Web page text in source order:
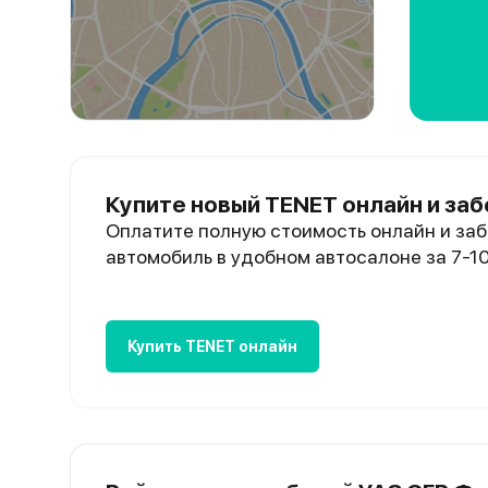
Купите новый TENET онлайн и
Оплатите полную стоимость онлайн и
автомобиль в удобном автосалоне за 7-
Купить TENET онлайн